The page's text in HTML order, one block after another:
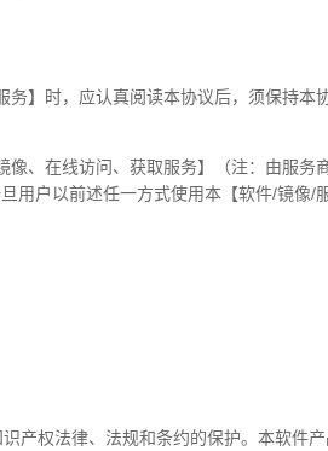
】时，应认真阅读本协议后，须保持
、在线访问、获取服务】（注：由服
用户以前述任一方式使用本【软件/镜像
产权法律、法规和条约的保护。本软件